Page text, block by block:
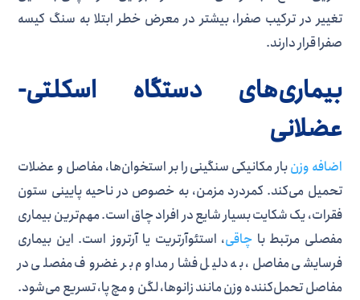
تغییر در ترکیب صفرا، بیشتر در معرض خطر ابتلا به سنگ کیسه
صفرا قرار دارند.
بیماری‌های دستگاه اسکلتی-
عضلانی
اضافه وزنبار مکانیکی سنگینی را بر استخوان‌ها، مفاصل و عضلات
تحمیل می‌کند. کمردرد مزمن، به خصوص در ناحیه پایینی ستون
فقرات، یک شکایت بسیار شایع در افراد چاق است. مهم‌ترین بیماری
مفصلی مرتبط با چاقی، استئوآرتریت یا آرتروز است. این بیماری
فرسایشی مفاصل، به دلیل فشار مداوم بر غضروف مفصلی در
مفاصل تحمل‌کننده وزن مانند زانوها، لگن و مچ پا، تسریع می‌شود.